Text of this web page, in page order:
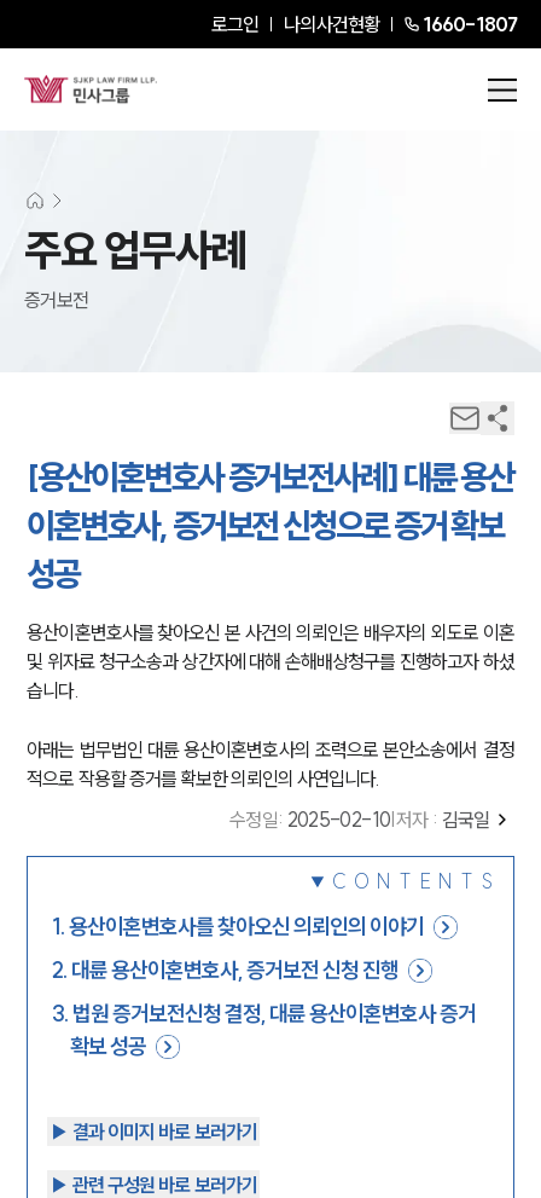
로그인 나의사건현황 1660-1807
주요 업무사례
증거보전
[용산이혼변호사 증거보전사례] 대륜 용산
이혼변호사, 증거보전 신청으로 증거 확보
성공
용산이혼변호사를 찾아오신 본 사건의 의뢰인은 배우자의 외도로 이혼
및 위자료 청구소송과 상간자에 대해 손해배상청구를 진행하고자 하셨
습니다.
아래는 법무법인 대륜 용산이혼변호사의 조력으로 본안소송에서 결정
적으로 작용할 증거를 확보한 의뢰인의 사연입니다.
수정일: 2025-02-10 저자 : 김국일
CONTENTS
1.용산이혼변호사를 찾아오신 의뢰인의 이야기
2. 대륜 용산이혼변호사, 증거보전 신청 진행
3. 법원 증거보전신청 결정, 대륜 용산이혼변호사 증거
확보 성공
▶︎ 결과 이미지 바로 보러가기
▶︎ 관련 구성원 바로 보러가기